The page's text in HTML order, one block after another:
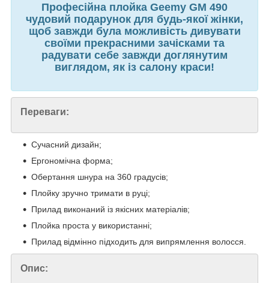
Професійна плойка Geemy GM 490
чудовий подарунок для будь-якої жінки,
щоб завжди була можливість дивувати
своїми прекрасними зачісками та
радувати себе завжди доглянутим
виглядом, як із салону краси!
Переваги:
Сучасний дизайн;
Ергономічна форма;
Обертання шнура на 360 градусів;
Плойку зручно тримати в руці;
Прилад виконаний із якісних матеріалів;
Плойка проста у використанні;
Прилад відмінно підходить для випрямлення волосся.
Опис: